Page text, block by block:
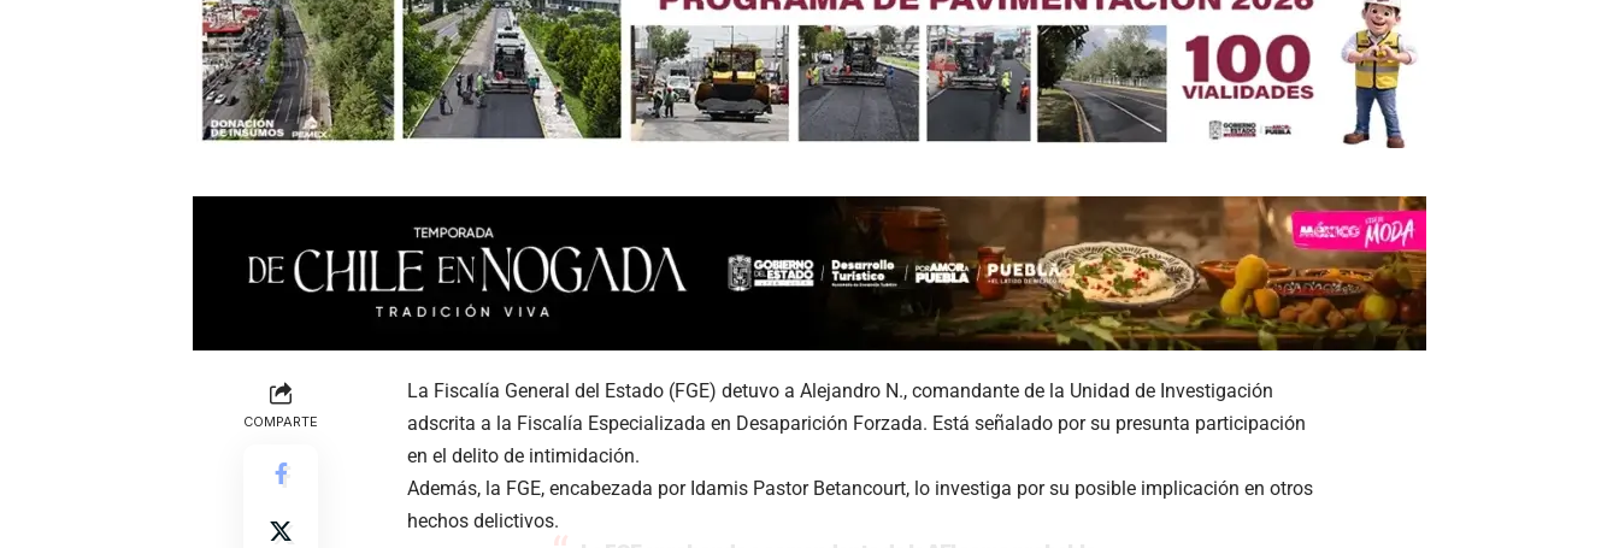
COMPARTE
La Fiscalía General del Estado (FGE) detuvo a Alejandro N., comandante de la Unidad de Investigación
adscrita a la Fiscalía Especializada en Desaparición Forzada. Está señalado por su presunta participación
en el delito de intimidación.
Además, la FGE, encabezada por Idamis Pastor Betancourt, lo investiga por su posible implicación en otros
hechos delictivos.